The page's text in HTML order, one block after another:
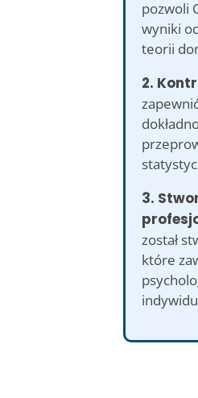
pozwoli
wyniki
teorii
2.
3.
został
które